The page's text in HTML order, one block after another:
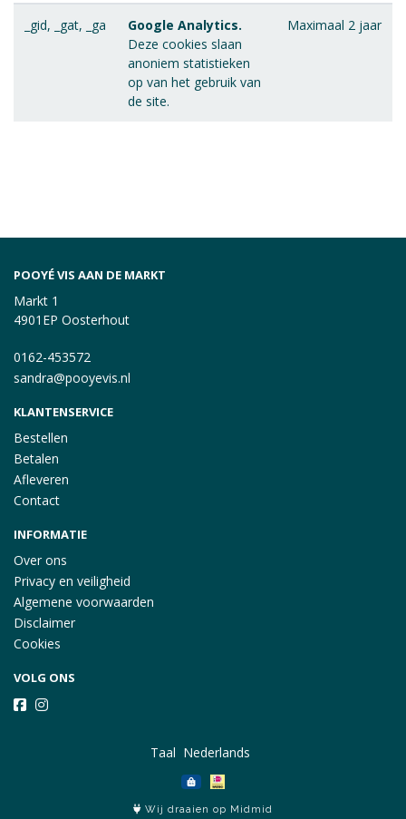
_gid, _gat, _ga
Google Analytics.
Deze cookies slaan
anoniem statistieken
op van het gebruik van
de site.
Maximaal 2 jaar
POOYÉ VIS AAN DE MARKT
Markt 1
4901EP Oosterhout
0162-453572
sandra@pooyevis.nl
KLANTENSERVICE
Bestellen
Betalen
Afleveren
Contact
INFORMATIE
Over ons
Privacy en veiligheid
Algemene voorwaarden
Disclaimer
Cookies
VOLG ONS
Taal
Wij draaien op Midmid